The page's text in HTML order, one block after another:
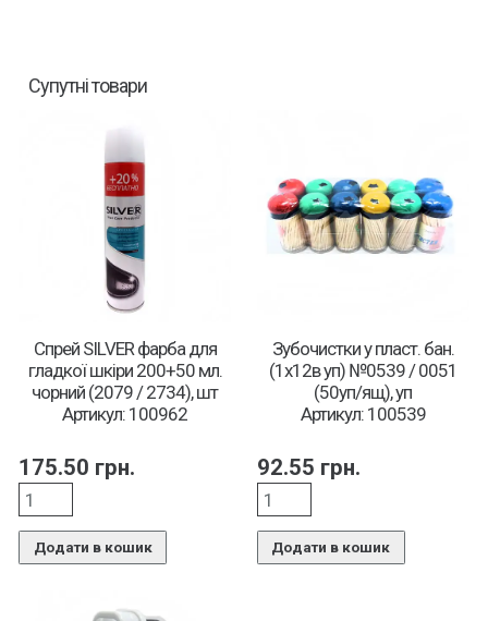
Супутні товари
Спрей SILVER фарба для
гладкої шкіри 200+50 мл.
чорний (2079 / 2734), шт
Артикул: 100962
175.50 грн.
Додати в кошик
Зубочистки у пласт. бан.
(1х12в уп) №0539 / 0051
(50уп/ящ), уп
Артикул: 100539
92.55 грн.
Додати в кошик